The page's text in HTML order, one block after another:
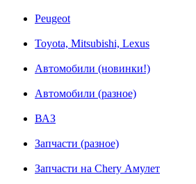
Peugeot
Toyota, Mitsubishi, Lexus
Автомобили (новинки!)
Автомобили (разное)
ВАЗ
Запчасти (разное)
Запчасти на Chery Амулет